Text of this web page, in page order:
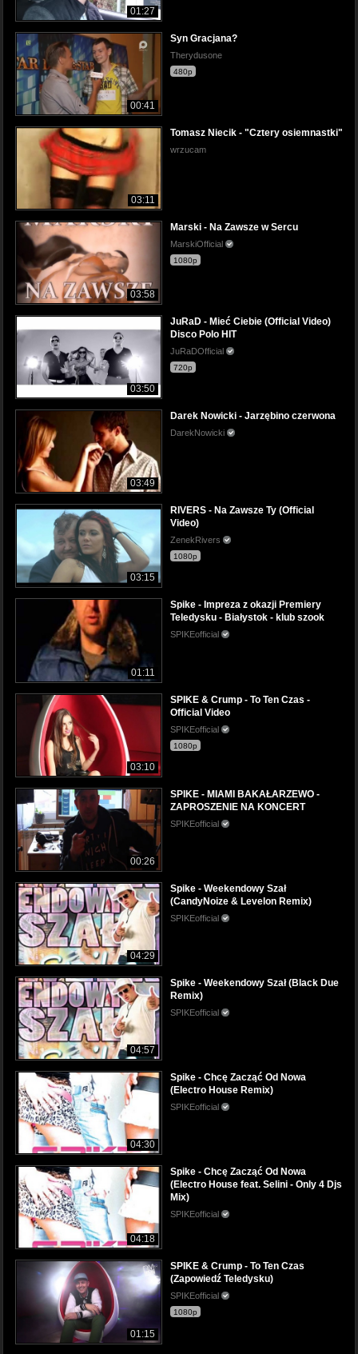
01:27
00:41
Syn Gracjana?
Therydusone
480p
03:11
Tomasz Niecik - "Cztery osiemnastki"
wrzucam
03:58
Marski - Na Zawsze w Sercu
MarskiOfficial
1080p
03:50
JuRaD - Mieć Ciebie (Official Video)
Disco Polo HIT
JuRaDOfficial
720p
03:49
Darek Nowicki - Jarzębino czerwona
DarekNowicki
03:15
RIVERS - Na Zawsze Ty (Official
Video)
ZenekRivers
1080p
01:11
Spike - Impreza z okazji Premiery
Teledysku - Białystok - klub szook
SPIKEofficial
03:10
SPIKE & Crump - To Ten Czas -
Official Video
SPIKEofficial
1080p
00:26
SPIKE - MIAMI BAKAŁARZEWO -
ZAPROSZENIE NA KONCERT
SPIKEofficial
04:29
Spike - Weekendowy Szał
(CandyNoize & Levelon Remix)
SPIKEofficial
04:57
Spike - Weekendowy Szał (Black Due
Remix)
SPIKEofficial
04:30
Spike - Chcę Zacząć Od Nowa
(Electro House Remix)
SPIKEofficial
04:18
Spike - Chcę Zacząć Od Nowa
(Electro House feat. Selini - Only 4 Djs
Mix)
SPIKEofficial
01:15
SPIKE & Crump - To Ten Czas
(Zapowiedź Teledysku)
SPIKEofficial
1080p